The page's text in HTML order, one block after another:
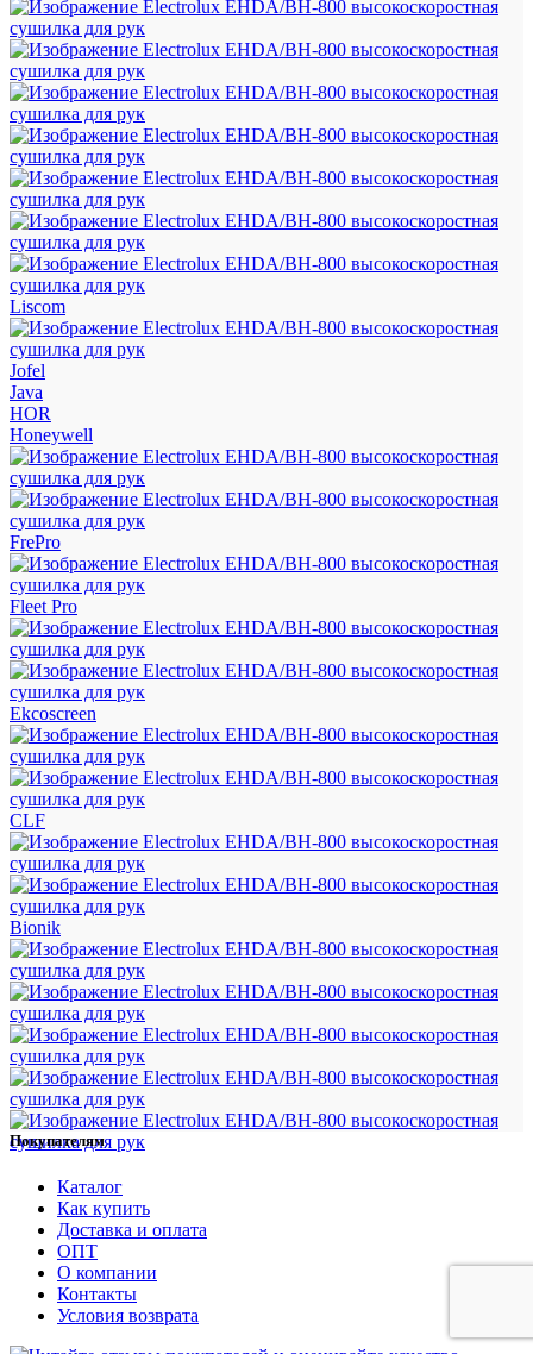
Liscom
Jofel
Java
HOR
Honeywell
FrePro
Fleet Pro
Ekcoscreen
CLF
Bionik
Покупателям
Каталог
Как купить
Доставка и оплата
ОПТ
О компании
Контакты
Условия возврата